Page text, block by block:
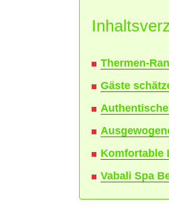
Thermen-
Gäste
Komfortable
Vabali Spa